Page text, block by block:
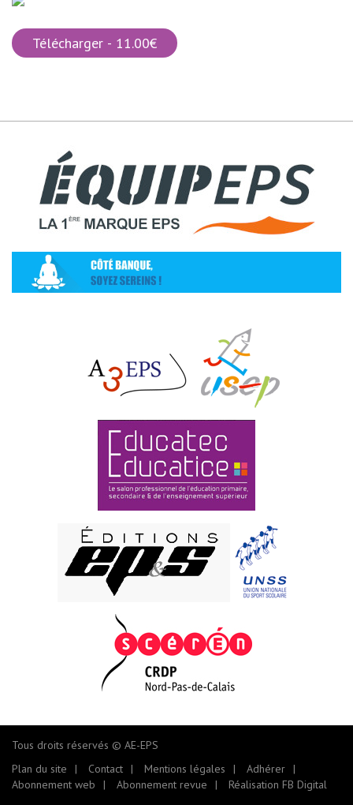
Télécharger - 11.00€
Tous droits réservés © AE-EPS
Plan du site
Contact Mentions légales
Adhérer
Abonnement web
Abonnement revue Réalisation FB Digital